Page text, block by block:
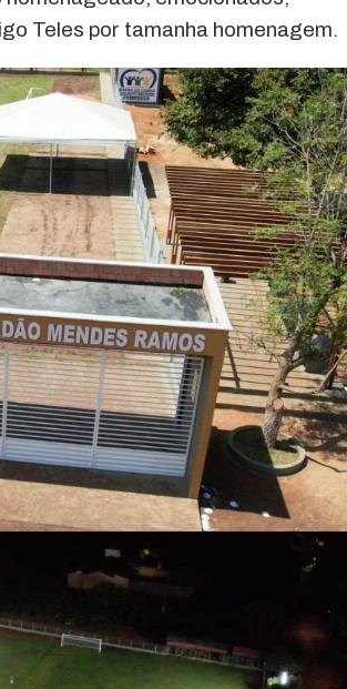
Teles por tamanha homenagem.